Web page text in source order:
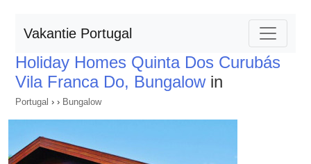
Vakantie Portugal
Holiday Homes Quinta Dos Curubás
Vila Franca Do, Bungalowin
Portugal › › Bungalow